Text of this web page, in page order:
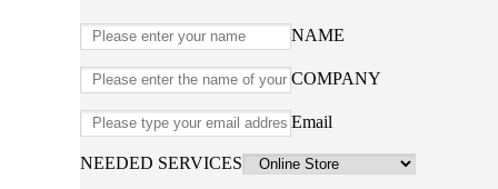
NAME
COMPANY
Email
NEEDED SERVICES